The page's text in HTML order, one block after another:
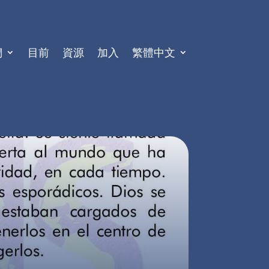
目前 資源 加入 繁體中文